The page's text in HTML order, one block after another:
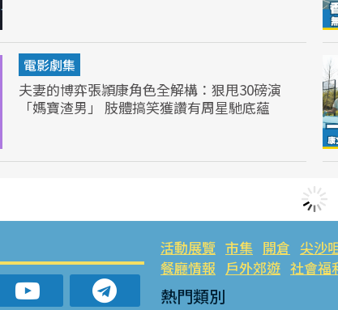
電影劇集
夫妻的博弈張頴康角色全解構：狠甩30磅演
「媽寶渣男」 肢體搞笑獲讚有周星馳底蘊
活動展覽 市集 開倉 尖沙
餐廳情報 戶外郊遊 社會福
熱門類別